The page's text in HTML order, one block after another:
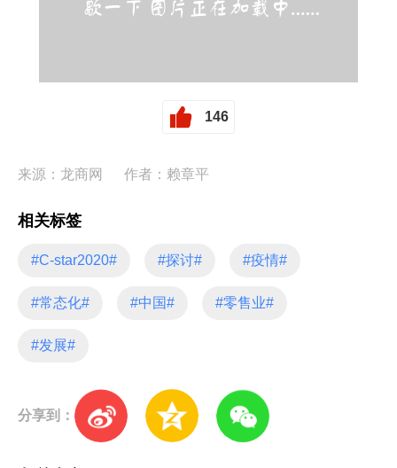
146
来源：龙商网 作者：赖章平
相关标签
#C-star2020# #探讨# #疫情#
#常态化# #中国# #零售业#
#发展#
分享到：